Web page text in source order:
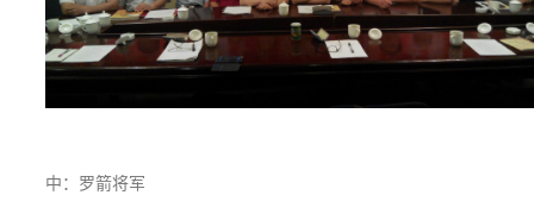
中：罗箭将军